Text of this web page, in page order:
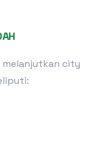
melanjutkan city